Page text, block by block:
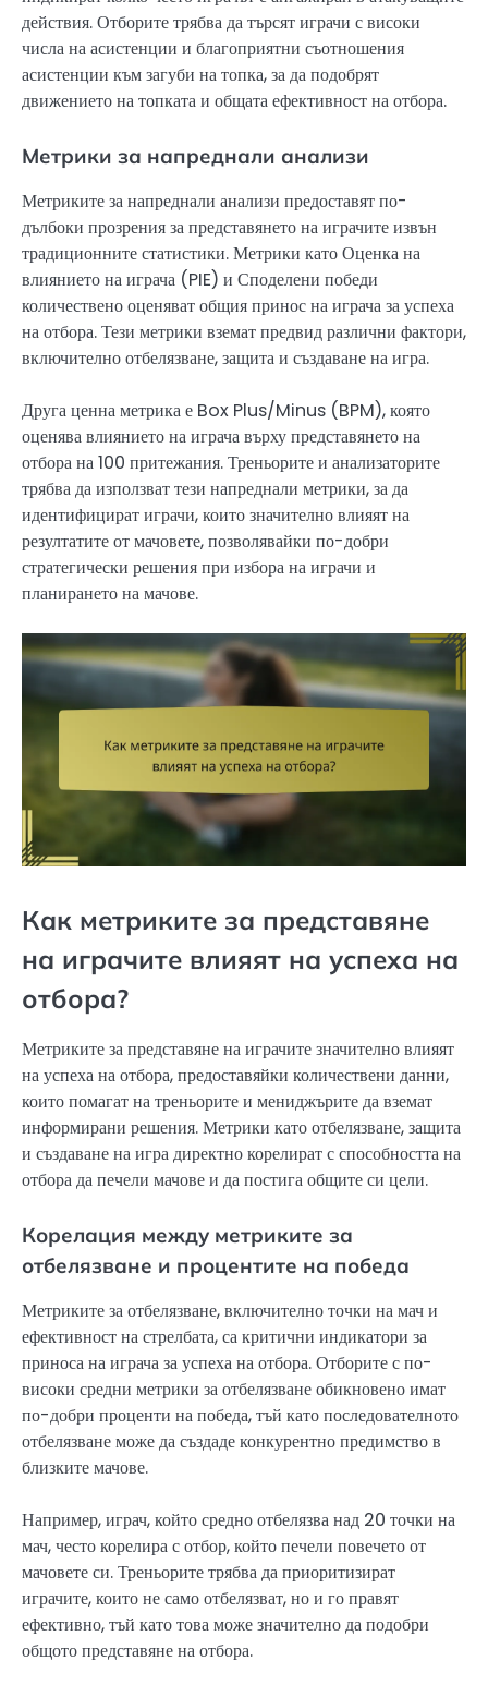
действия. Отборите трябва да търсят играчи с високи
числа на асистенции и благоприятни съотношения
асистенции към загуби на топка, за да подобрят
движението на топката и общата ефективност на отбора.
Метрики за напреднали анализи
Метриките за напреднали анализи предоставят по-
дълбоки прозрения за представянето на играчите извън
традиционните статистики. Метрики като Оценка на
влиянието на играча (PIE) и Споделени победи
количествено оценяват общия принос на играча за успеха
на отбора. Тези метрики вземат предвид различни фактори,
включително отбелязване, защита и създаване на игра.
Друга ценна метрика е Box Plus/Minus (BPM), която
оценява влиянието на играча върху представянето на
отбора на 100 притежания. Треньорите и анализаторите
трябва да използват тези напреднали метрики, за да
идентифицират играчи, които значително влияят на
резултатите от мачовете, позволявайки по-добри
стратегически решения при избора на играчи и
планирането на мачове.
Как метриките за представяне
на играчите влияят на успеха на
отбора?
Метриките за представяне на играчите значително влияят
на успеха на отбора, предоставяйки количествени данни,
които помагат на треньорите и мениджърите да вземат
информирани решения. Метрики като отбелязване, защита
и създаване на игра директно корелират с способността на
отбора да печели мачове и да постига общите си цели.
Корелация между метриките за
отбелязване и процентите на победа
Метриките за отбелязване, включително точки на мач и
ефективност на стрелбата, са критични индикатори за
приноса на играча за успеха на отбора. Отборите с по-
високи средни метрики за отбелязване обикновено имат
по-добри проценти на победа, тъй като последователното
отбелязване може да създаде конкурентно предимство в
близките мачове.
Например, играч, който средно отбелязва над 20 точки на
мач, често корелира с отбор, който печели повечето от
мачовете си. Треньорите трябва да приоритизират
играчите, които не само отбелязват, но и го правят
ефективно, тъй като това може значително да подобри
общото представяне на отбора.